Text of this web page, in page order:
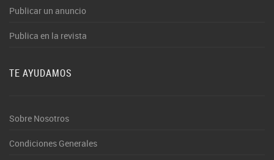
Publicar un anuncio
Publica en la revista
TE AYUDAMOS
Sobre Nosotros
Condiciones Generales